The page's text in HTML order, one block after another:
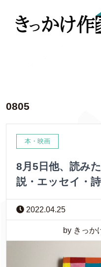
0805
本・映画
8月5日他、読み
説・エッセイ・
2022.04.25
by きっか